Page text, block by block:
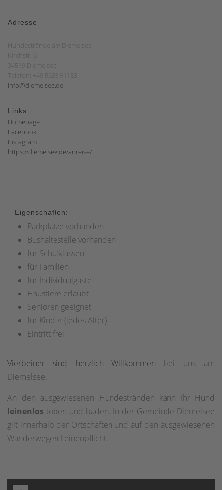
Adresse
Hundestrände am Diemelsee
Kirchstr. 6
34519 Diemelsee
Telefon: +49 5633 91133
info@diemelsee.de
Links
Homepage
Facebook
Instagram
https://diemelsee.de/anreise/
Eigenschaften:
Parkplätze vorhanden
Bushaltestelle vorhanden
für Schulklassen
für Familien
für Individualgäste
Haustiere erlaubt
Senioren geeignet
für Kinder (jedes Alter)
Eintritt frei
Vierbeiner sind herzlich Willkommen bei uns am
Diemelsee.
An den ausgewiesenen Hundestränden kann Ihr Hund
leinenlos toben und baden. In der Gemeinde Diemelsee
gilt innerhalb der Ortschaften und auf den ausgewiesenen
Wanderwegen Leinenpflicht.